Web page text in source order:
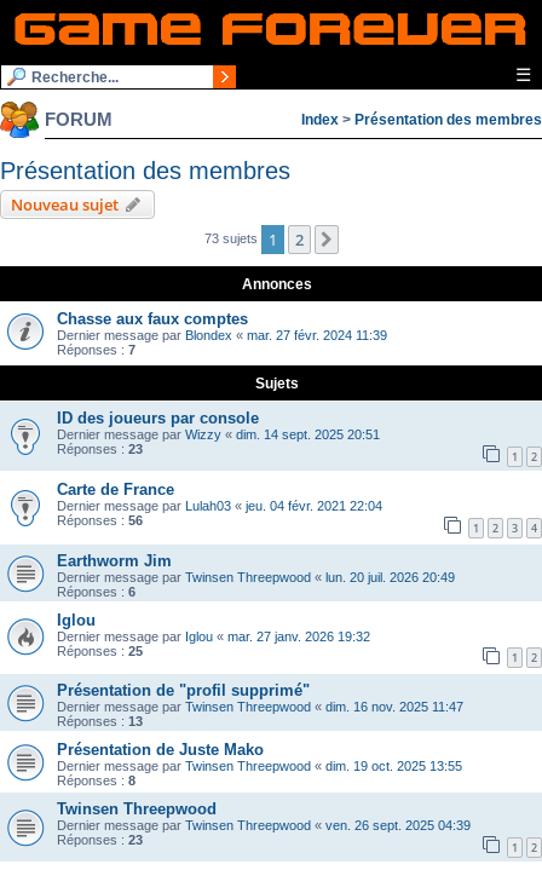
☰
FORUM Index > Présentation des membres
Présentation des membres
Nouveau sujet
73 sujets 1 2
Annonces
Chasse aux faux comptes
Dernier message par Blondex « mar. 27 févr. 2024 11:39
Réponses : 7
Sujets
ID des joueurs par console
Dernier message par Wizzy « dim. 14 sept. 2025 20:51
Réponses : 23 1 2
Carte de France
Dernier message par Lulah03 « jeu. 04 févr. 2021 22:04
Réponses : 56 1 2 3 4
Earthworm Jim
Dernier message par Twinsen Threepwood « lun. 20 juil. 2026 20:49
Réponses : 6
Iglou
Dernier message par Iglou « mar. 27 janv. 2026 19:32
Réponses : 25 1 2
Présentation de "profil supprimé"
Dernier message par Twinsen Threepwood « dim. 16 nov. 2025 11:47
Réponses : 13
Présentation de Juste Mako
Dernier message par Twinsen Threepwood « dim. 19 oct. 2025 13:55
Réponses : 8
Twinsen Threepwood
Dernier message par Twinsen Threepwood « ven. 26 sept. 2025 04:39
Réponses : 23 1 2